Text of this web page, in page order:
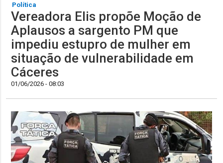
Política
Vereadora Elis propõe Moção de
Aplausos a sargento PM que
impediu estupro de mulher em
situação de vulnerabilidade em
Cáceres
01/06/2026 - 08:03